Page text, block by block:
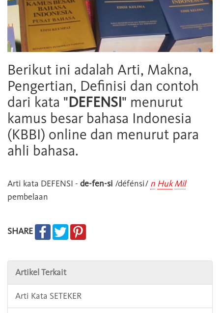
Berikut ini adalah Arti, Makna,
Pengertian, Definisi dan contoh
dari kata "DEFENSI" menurut
kamus besar bahasa Indonesia
(KBBI) online dan menurut para
ahli bahasa.
Arti kata DEFENSI - de-fen-si /défénsi/ n Huk Mil
pembelaan
SHARE
Artikel Terkait
Arti Kata SETEKER